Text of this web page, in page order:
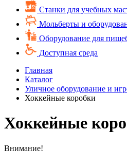
Cтанки для учебных
Мольберты и
Оборудование для
Доступная среда
Главная
Каталог
Уличное оборудование и
Хоккейные коробки
Хоккейные
Внимание!